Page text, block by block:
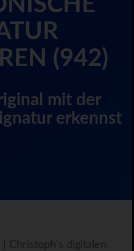
(942)
mit der
erkennst
Christoph's digitalen